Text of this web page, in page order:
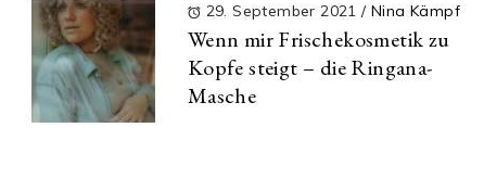
29. September 2021/ Nina Kämpf
Wenn mir Frischekosmetik zu
Kopfe steigt – die Ringana-
Masche